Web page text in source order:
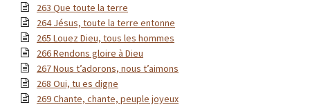
263 Que toute la terre
264 Jésus, toute la terre entonne
265 Louez Dieu, tous les hommes
266 Rendons gloire à Dieu
267 Nous t’adorons, nous t’aimons
268 Oui, tu es digne
269 Chante, chante, peuple joyeux